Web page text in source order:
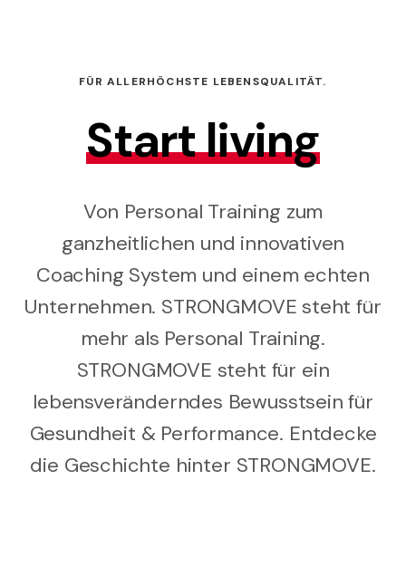
FÜR ALLERHÖCHSTE LEBENSQUALITÄT.
Start living
Von Personal Training zum
ganzheitlichen und innovativen
Coaching System und einem echten
Unternehmen. STRONGMOVE steht für
mehr als Personal Training.
STRONGMOVE steht für ein
lebensveränderndes Bewusstsein für
Gesundheit & Performance. Entdecke
die Geschichte hinter STRONGMOVE.